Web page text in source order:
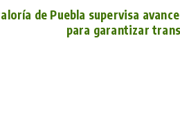
de Puebla supervisa
para garantizar